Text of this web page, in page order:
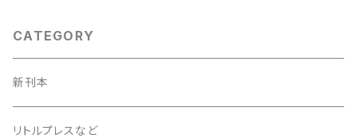
CATEGORY
新刊本
リトルプレスなど